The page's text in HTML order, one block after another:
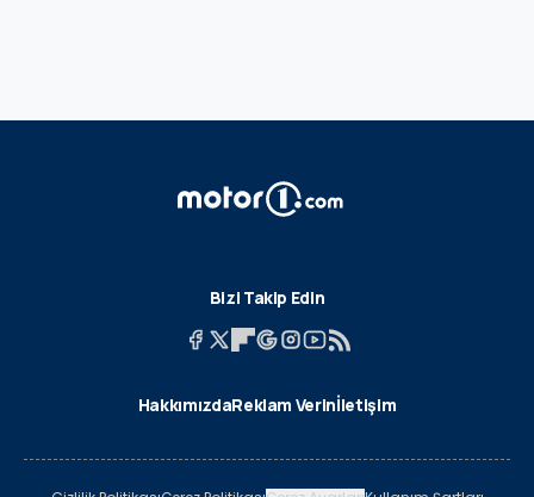
Bizi Takip Edin
HakkımızdaReklam Verinİletişim